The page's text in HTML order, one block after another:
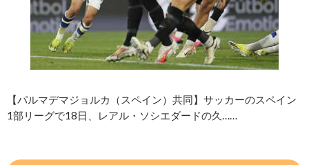
【パルマデマジョルカ（スペイン）共同】サッカーのスペイン
1部リーグで18日、レアル・ソシエダードの久……